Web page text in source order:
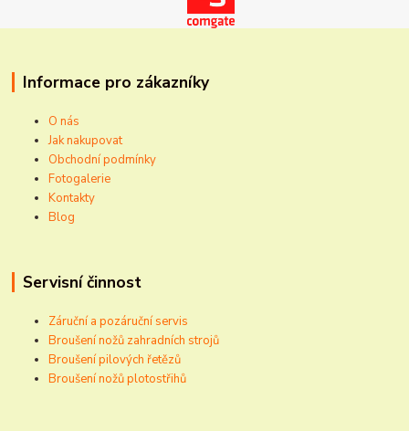
Informace pro zákazníky
O nás
Jak nakupovat
Obchodní podmínky
Fotogalerie
Kontakty
Blog
Servisní činnost
Záruční a pozáruční servis
Broušení nožů zahradních strojů
Broušení pilových řetězů
Broušení nožů plotostřihů